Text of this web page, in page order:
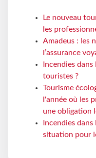
Le nouveau
les
Amadeus : les
l’assurance
Incendies
touristes ?
Tourisme
l'année où les
une obligation
Incendies
situation pour